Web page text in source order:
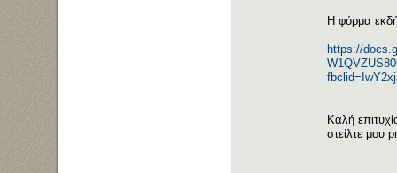
H φόρμα
https://
Καλή
στείλτε μου